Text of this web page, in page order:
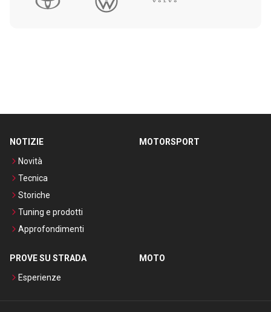
NOTIZIE
Novità
Tecnica
Storiche
Tuning e prodotti
Approfondimenti
MOTORSPORT
PROVE SU STRADA
Esperienze
MOTO